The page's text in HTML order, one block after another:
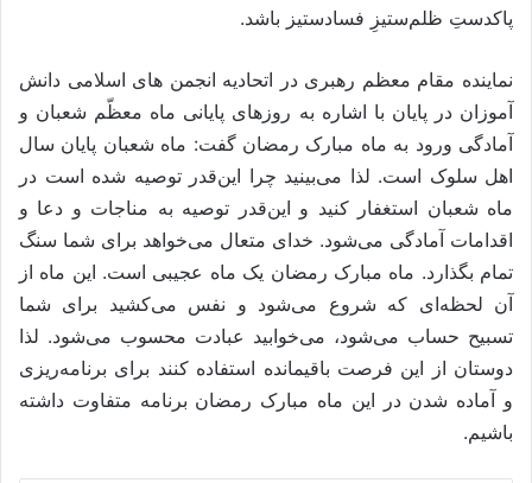
پاکدستِ ظلم‌ستیزِ فسادستیز باشد.
نماینده مقام معظم رهبری در اتحادیه انجمن های اسلامی دانش
آموزان در پایان با اشاره به روزهای پایانی ماه معظّم شعبان و
آمادگی ورود به ماه مبارک رمضان گفت: ماه شعبان پایان سال
اهل سلوک است. لذا می‌بینید چرا این‌قدر توصیه شده است در
ماه شعبان استغفار کنید و این‌قدر توصیه به مناجات و دعا و
اقدامات آمادگی می‌شود. خدای متعال می‌خواهد برای شما سنگ
تمام بگذارد. ماه مبارک رمضان یک ماه عجیبی است. این ماه از
آن لحظه‌ای که شروع می‌شود و نفس می‌کشید برای شما
تسبیح حساب می‌شود، می‌خوابید عبادت محسوب می‌شود. لذا
دوستان از این فرصت باقیمانده استفاده کنند برای برنامه‌ریزی
و آماده شدن در این ماه مبارک رمضان برنامه متفاوت داشته
باشیم.